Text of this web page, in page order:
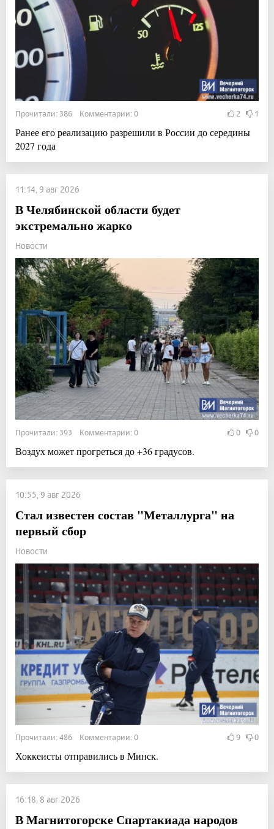
Прочитали: 386 Комментарии: 0 2 1
Ранее его реализацию разрешили в России до середины
2027 года
11:14, 9 авг 2026
В Челябинской области будет
экстремально жарко
Новости
Прочитали: 393 Комментарии: 0 0 0
Воздух может прогреться до +36 градусов.
10:55, 9 авг 2026
Стал известен состав "Металлурга" на
первый сбор
Новости
Прочитали: 486 Комментарии: 0 9 0
Хоккеисты отправились в Минск.
16:18, 8 авг 2026
В Магнитогорске Спартакиада народов